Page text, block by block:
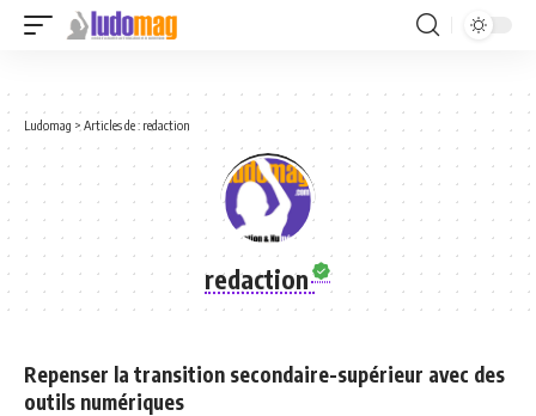
Ludomag > Articles de : redaction
redaction
Repenser la transition secondaire-supérieur avec des
outils numériques